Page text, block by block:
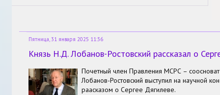
Пятница, 31 января 2025 11:36
Князь Н.Д. Лобанов-Ростовский рассказал о
Почетный член Правления МСРС –
Лобанов-Ростовский выступил на научной
раасказом о Сергее Дягилеве.